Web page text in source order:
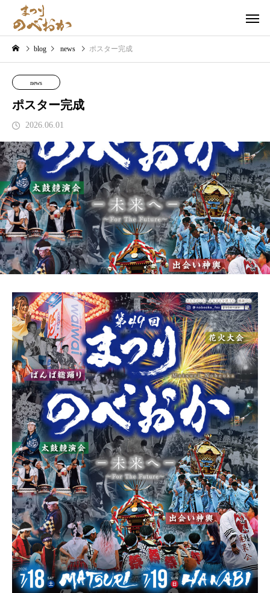
blog news ポスター完成
news
ポスター完成
2026.06.01